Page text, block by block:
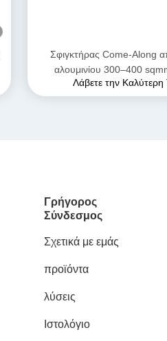
Σφιγκτήρας Come-Along
αλουμινίου 300–400
γραμμής μεταφοράς για
AAAC
Λάβετε την Καλύτερη
Γρήγορος
Σύνδεσμος
Σχετικά με εμάς
προϊόντα
λύσεις
Ιστολόγιο